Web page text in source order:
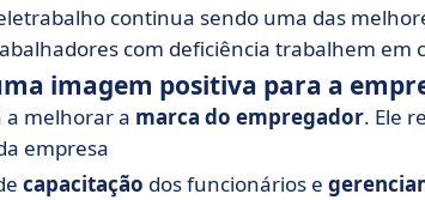
continua sendo uma das
com deficiência trabalhem em
imagem positiva para a
a melhorar a marca do empregador. Ele
empresa
capacitação dos funcionários e